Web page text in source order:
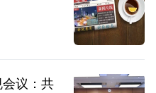
议：共